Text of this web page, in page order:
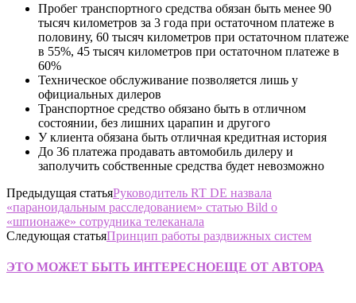
Пробег транспортного средства обязан быть менее 90
тысяч километров за 3 года при остаточном платеже в
половину, 60 тысяч километров при остаточном платеже
в 55%, 45 тысяч километров при остаточном платеже в
60%
Техническое обслуживание позволяется лишь у
официальных дилеров
Транспортное средство обязано быть в отличном
состоянии, без лишних царапин и другого
У клиента обязана быть отличная кредитная история
До 36 платежа продавать автомобиль дилеру и
заполучить собственные средства будет невозможно
Предыдущая статьяРуководитель RT DE назвала
«параноидальным расследованием» статью Bild о
«шпионаже» сотрудника телеканала
Следующая статьяПринцип работы раздвижных систем
ЭТО МОЖЕТ БЫТЬ ИНТЕРЕСНОЕЩЕ ОТ АВТОРА